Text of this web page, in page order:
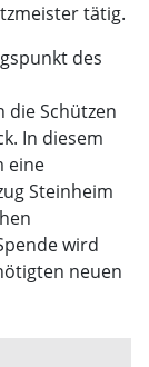
tätig.
des
die Schützen
In diesem
eine
Steinheim
wird
neuen